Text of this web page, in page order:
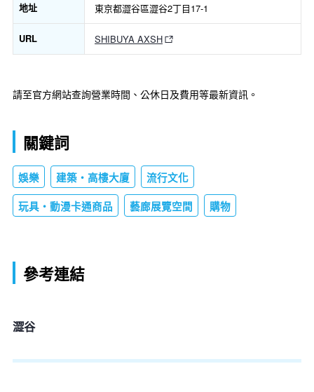
地址 東京都澀谷區澀谷2丁目17-1
URL SHIBUYA AXSH
請至官方網站查詢營業時間、公休日及費用等最新資訊。
關鍵詞
娛樂 建築・高樓大廈 流行文化
玩具・動漫卡通商品 藝廊展覽空間 購物
參考連結
澀谷